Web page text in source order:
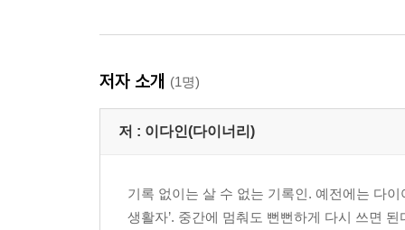
저자 소개 (1명)
저 : 이다인(다이너리)
기록 없이는 살 수 없는 기록인. 예전에는 다
생활자’. 중간에 멈춰도 뻔뻔하게 다시 쓰면